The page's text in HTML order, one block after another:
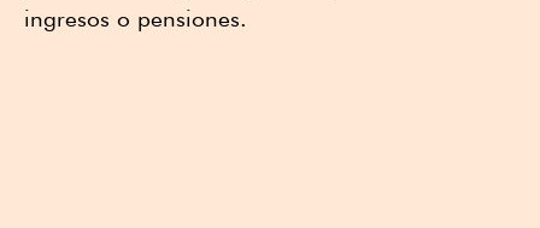
ingresos o pensiones.